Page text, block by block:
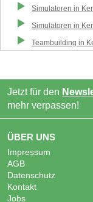
Simulatoren in
Simulatoren in
Teambuilding in
Jetzt für den
mehr verpassen!
ÜBER UNS
Impressum
AGB
Datenschutz
Kontakt
Jobs